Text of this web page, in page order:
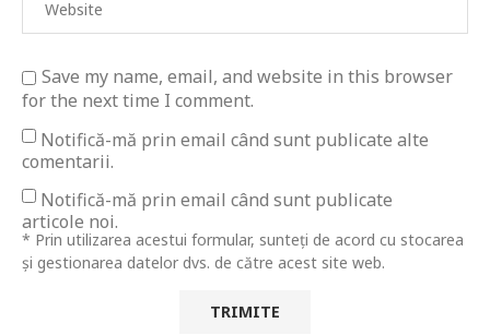
Save my name, email, and website in this browser
for the next time I comment.
Notifică-mă prin email când sunt publicate alte
comentarii.
Notifică-mă prin email când sunt publicate
articole noi.
* Prin utilizarea acestui formular, sunteți de acord cu stocarea
și gestionarea datelor dvs. de către acest site web.